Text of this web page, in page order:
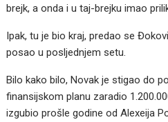
brejk, a onda i u taj-brejku imao
Ipak, tu je bio kraj, predao se
posao u posljednjem setu.
Bilo kako bilo, Novak je stigao do
finansijskom planu zaradio
izgubio prošle godine od Alexeija